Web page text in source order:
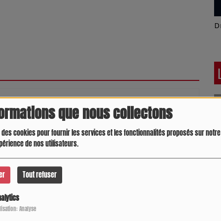
que nous collectons
des cookies pour fournir les services et les fonctionnalités proposés sur
de nos utilisateurs.
Tout refuser
Analyse
pour commenter cet article